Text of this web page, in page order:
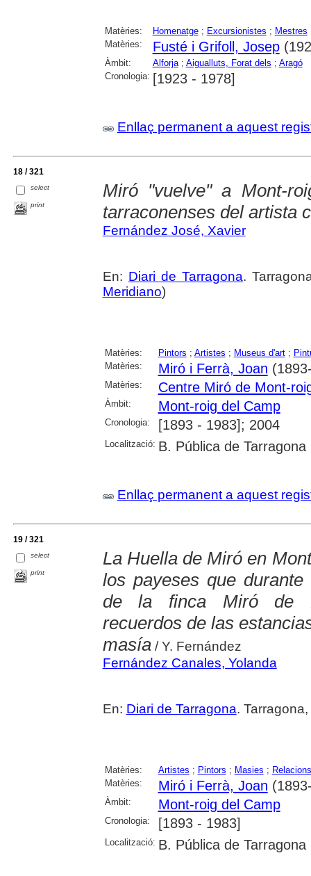
Matèries: Homenatge; Excursionistes ; Mestres
Matèries:
Fusté i Grifoll, Josep
Àmbit: Alforja; Aigualluts, Forat dels ; Aragó
Cronologia: [1923 - 1978]
Enllaç permanent a aquest
18 / 321
select
print
Miró "vuelve" a Mont-
tarraconenses del artista
Fernández José, Xavier
En: Diari de Tarragona.
Meridiano)
Matèries: Pintors ; Artistes ; Museus d'art;
Matèries:
Miró i Ferrà, Joan
Matèries: Centre Miró de Mont-
Àmbit: Mont-roig del Camp
Cronologia: [1893 - 1983]; 2004
Localització: B. Pública de Tarragona
Enllaç permanent a aquest
19 / 321
select
print
La Huella de Miró en
los payeses que
de la finca Miró de
recuerdos de las
masía/ Y. Fernández
Fernández Canales, Yolanda
En: Diari de Tarragona.
Matèries: Artistes ; Pintors ; Masies ;
Matèries:
Miró i Ferrà, Joan
Àmbit: Mont-roig del Camp
Cronologia: [1893 - 1983]
Localització: B. Pública de Tarragona